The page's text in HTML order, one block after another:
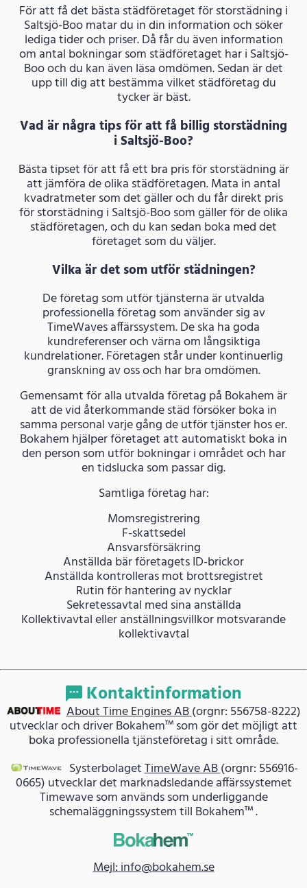
För att få det bästa städföretaget för storstädning i
Saltsjö-Boo matar du in din information och söker
lediga tider och priser. Då får du även information
om antal bokningar som städföretaget har i Saltsjö-
Boo och du kan även läsa omdömen. Sedan är det
upp till dig att bestämma vilket städföretag du
tycker är bäst.
Vad är några tips för att få billig storstädning
i Saltsjö-Boo?
Bästa tipset för att få ett bra pris för storstädning är
att jämföra de olika städföretagen. Mata in antal
kvadratmeter som det gäller och du får direkt pris
för storstädning i Saltsjö-Boo som gäller för de olika
städföretagen, och du kan sedan boka med det
företaget som du väljer.
Vilka är det som utför städningen?
De företag som utför tjänsterna är utvalda
professionella företag som använder sig av
TimeWaves affärssystem. De ska ha goda
kundreferenser och värna om långsiktiga
kundrelationer. Företagen står under kontinuerlig
granskning av oss och har bra omdömen.
Gemensamt för alla utvalda företag på Bokahem är
att de vid återkommande städ försöker boka in
samma personal varje gång de utför tjänster hos er.
Bokahem hjälper företaget att automatiskt boka in
den person som utför bokningar i området och har
en tidslucka som passar dig.
Samtliga företag har:
Momsregistrering
F-skattsedel
Ansvarsförsäkring
Anställda bär företagets ID-brickor
Anställda kontrolleras mot brottsregistret
Rutin för hantering av nycklar
Sekretessavtal med sina anställda
Kollektivavtal eller anställningsvillkor motsvarande
kollektivavtal
Kontaktinformation
About Time Engines AB(orgnr: 556758-8222)
utvecklar och driver Bokahem™ som gör det möjligt att
boka professionella tjänsteföretag i sitt område.
SysterbolagetTimeWave AB(orgnr: 556916-
0665) utvecklar det marknadsledande affärssystemet
Timewave som används som underliggande
schemaläggningssystem till Bokahem™ .
Mejl: info@bokahem.se